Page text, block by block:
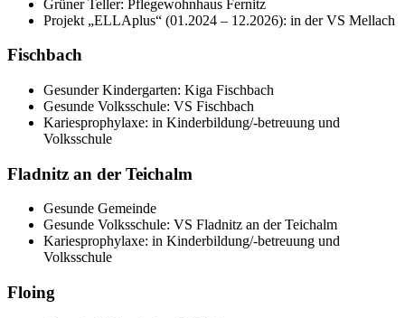
Grüner Teller: Pflegewohnhaus Fernitz
Projekt „ELLAplus“ (01.2024 – 12.2026): in der VS Mellach
Fischbach
Gesunder Kindergarten: Kiga Fischbach
Gesunde Volksschule: VS Fischbach
Kariesprophylaxe: in Kinderbildung/-betreuung und
Volksschule
Fladnitz an der Teichalm
Gesunde Gemeinde
Gesunde Volksschule: VS Fladnitz an der Teichalm
Kariesprophylaxe: in Kinderbildung/-betreuung und
Volksschule
Floing